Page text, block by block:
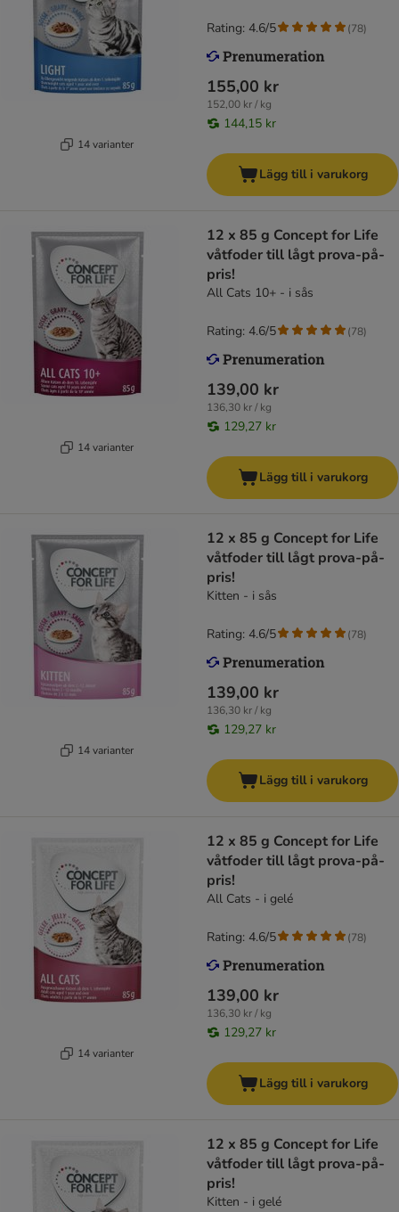
14 varianter
155,00 kr
152,00 kr / kg
144,15 kr
Rating: 4.6/5 (78)
Lägg till i varukorg
14 varianter
12 x 85 g Concept for Life
våtfoder till lågt prova-på-
pris!
All Cats 10+ - i sås
139,00 kr
136,30 kr / kg
129,27 kr
Rating: 4.6/5 (78)
Lägg till i varukorg
14 varianter
12 x 85 g Concept for Life
våtfoder till lågt prova-på-
pris!
Kitten - i sås
139,00 kr
136,30 kr / kg
129,27 kr
Rating: 4.6/5 (78)
Lägg till i varukorg
14 varianter
12 x 85 g Concept for Life
våtfoder till lågt prova-på-
pris!
All Cats - i gelé
139,00 kr
136,30 kr / kg
129,27 kr
Rating: 4.6/5 (78)
Lägg till i varukorg
12 x 85 g Concept for Life
våtfoder till lågt prova-på-
pris!
Kitten - i gelé